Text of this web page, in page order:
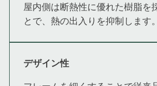
屋内側は断熱性に優れた樹脂を
とで、熱の出入りを抑制します。
デザイン性